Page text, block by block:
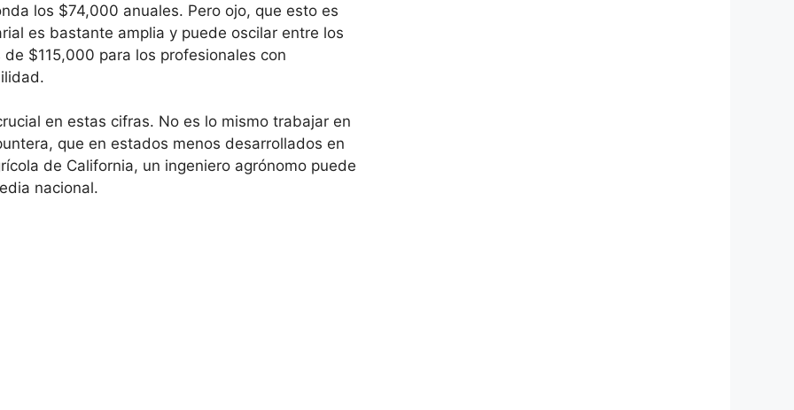
los $74,000 anuales. Pero ojo, que esto es
es bastante amplia y puede oscilar entre los
$115,000 para los profesionales con
en estas cifras. No es lo mismo trabajar en
que en estados menos desarrollados en
de California, un ingeniero agrónomo puede
nacional.